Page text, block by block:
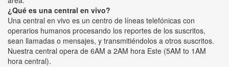
¿Qué es una central en vivo?
Una central en vivo es un centro de líneas telefónicas con
operarios humanos procesando los reportes de los suscritos,
sean llamadas o mensajes, y transmitiéndolos a otros suscritos.
Nuestra central opera de 6AM a 2AM hora Este (5AM to 1AM
hora central).